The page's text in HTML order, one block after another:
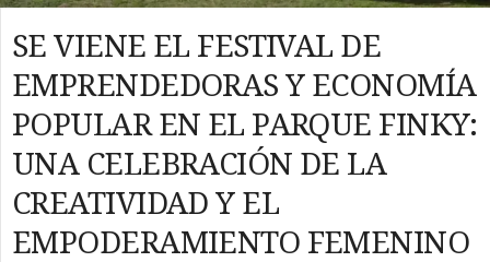
SE VIENE EL FESTIVAL DE
EMPRENDEDORAS Y ECONOMÍA
POPULAR EN EL PARQUE FINKY:
UNA CELEBRACIÓN DE LA
CREATIVIDAD Y EL
EMPODERAMIENTO FEMENINO